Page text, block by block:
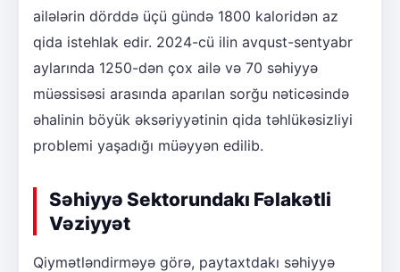
ailələrin dörddə üçü gündə 1800 kaloridən az
qida istehlak edir. 2024-cü ilin avqust-sentyabr
aylarında 1250-dən çox ailə və 70 səhiyyə
müəssisəsi arasında aparılan sorğu nəticəsində
əhalinin böyük əksəriyyətinin qida təhlükəsizliyi
problemi yaşadığı müəyyən edilib.
Səhiyyə Sektorundakı Fəlakətli
Vəziyyət
Qiymətləndirməyə görə, paytaxtdakı səhiyyə